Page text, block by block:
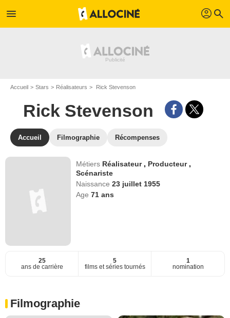
menu profil search
Accueil Stars Réalisateurs Rick Stevenson
Rick Stevenson
Accueil Filmographie Récompenses
Métiers Réalisateur , Producteur ,
Scénariste
Naissance23 juillet 1955
Age71 ans
25
ans de carrière
5
films et séries tournés
1
nomination
Filmographie